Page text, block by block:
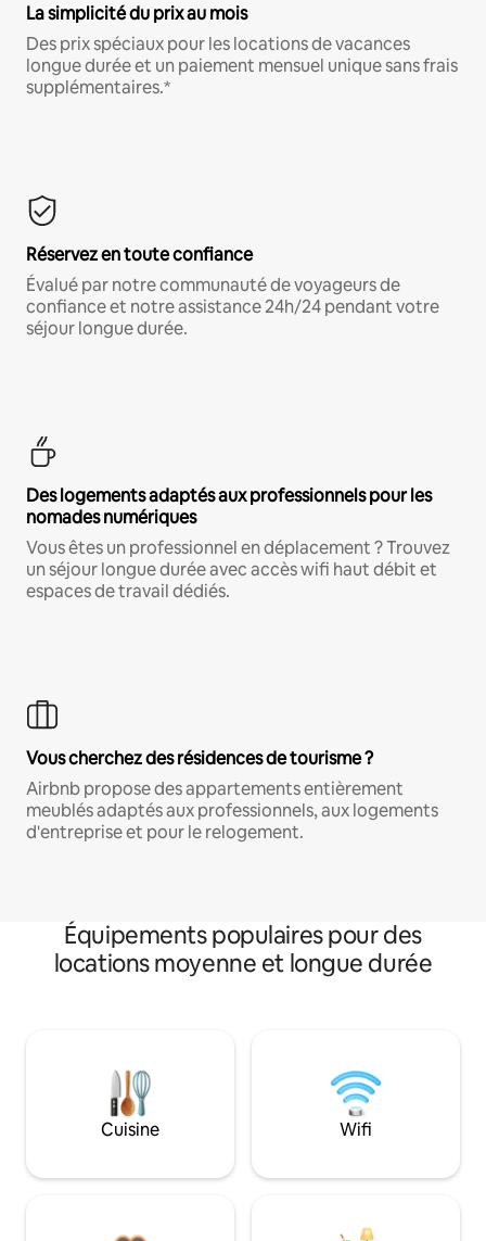
La simplicité du prix au mois
Des prix spéciaux pour les locations de vacances
longue durée et un paiement mensuel unique sans frais
supplémentaires.*
Réservez en toute confiance
Évalué par notre communauté de voyageurs de
confiance et notre assistance 24h/24 pendant votre
séjour longue durée.
Des logements adaptés aux professionnels pour les
nomades numériques
Vous êtes un professionnel en déplacement ? Trouvez
un séjour longue durée avec accès wifi haut débit et
espaces de travail dédiés.
Vous cherchez des résidences de tourisme ?
Airbnb propose des appartements entièrement
meublés adaptés aux professionnels, aux logements
d'entreprise et pour le relogement.
Équipements populaires pour des
locations moyenne et longue durée
Cuisine Wifi